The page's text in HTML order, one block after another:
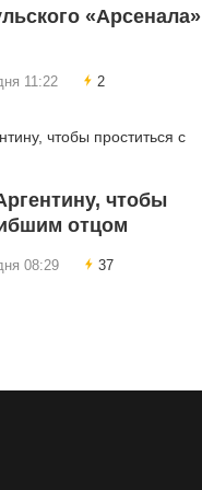
«Арсенала»
11:22 2
чтобы
отцом
08:29 37